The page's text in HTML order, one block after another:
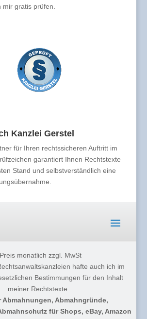
mir gratis prüfen.
Kanzlei Gerstel
für Ihren rechtssicheren Auftritt im
garantiert Ihnen Rechtstexte
Stand und selbstverständlich eine
monatlich zzgl. MwSt
hafte auch ich im
Bestimmungen für den Inhalt
meiner Rechtstexte.
Abmahnungen, Abmahngründe,
für Shops, eBay, Amazon